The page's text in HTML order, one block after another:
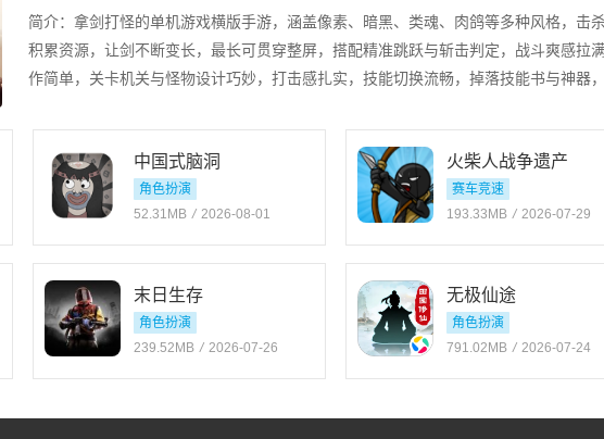
简介： 拿剑打怪的单机游戏横版手游，涵盖像素、暗黑、类魂、肉鸽等多种风格，击
积累资源，让剑不断变长，最长可贯穿整屏，搭配精准跳跃与斩击判定，战斗爽感拉
作简单，关卡机关与怪物设计巧妙，打击感扎实，技能切换流畅，掉落技能书与神器
中国式脑洞
角色扮演
52.31MB / 2026-08-01
火柴人战争遗产
赛车竞速
193.33MB / 2026-07-29
末日生存
角色扮演
239.52MB / 2026-07-26
无极仙途
角色扮演
791.02MB / 2026-07-24